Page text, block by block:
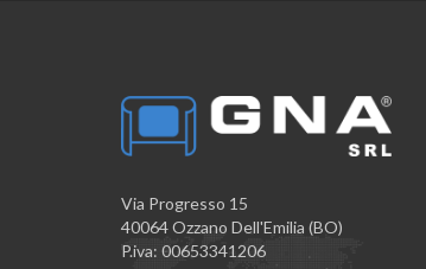
Via Progresso 15
40064 Ozzano Dell'Emilia (BO)
P.iva: 00653341206